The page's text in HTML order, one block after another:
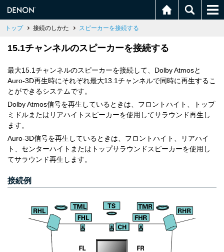
トップ 接続のしかた スピーカーを接続する
15.1チャンネルのスピーカーを接続する
最大15.1チャンネルのスピーカーを接続して、Dolby Atmosと
Auro-3D再生時にそれぞれ最大13.1チャンネルで同時に再生するこ
とができるシステムです。
Dolby Atmos信号を再生しているときは、フロントハイト、トップ
ミドルまたはリアハイトスピーカーを使用してサラウンド再生し
ます。
Auro-3D信号を再生しているときは、フロントハイト、リアハイ
ト、センターハイトまたはトップサラウンドスピーカーを使用し
てサラウンド再生します。
接続例